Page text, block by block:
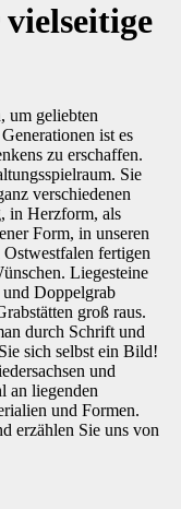
um geliebten
ist es
zu erschaffen.
Sie
verschiedenen
in Herzform, als
Form, in unseren
fertigen
Liegesteine
Doppelgrab
groß raus.
durch Schrift und
sich selbst ein Bild!
und
an liegenden
und Formen.
erzählen Sie uns von